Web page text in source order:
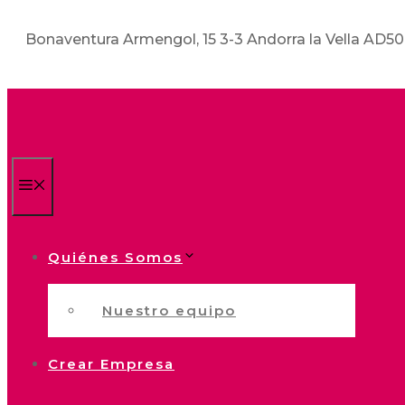
Bonaventura Armengol, 15 3-3 Andorra la Vella
Quiénes Somos
Nuestro equipo
Crear Empresa